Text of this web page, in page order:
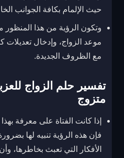
حيث الإلمام بكافة الجوانب
وتكون الرؤية من هذا
موعد الزواج، وإدخال تعديلات
مع الظروف الجديدة.
تفسير حلم الزواج
متزوج
إذا كانت الفتاة على معرفة
فإن هذه الرؤية تنبيه لها
الأفكار التي تعبث بخاطرها،